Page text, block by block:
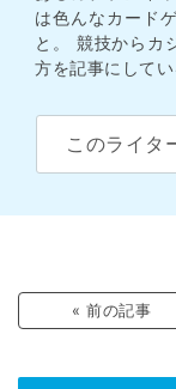
は色んなカード
と。 競技からカ
方を記事にしてい
このライタ
« 前の記事